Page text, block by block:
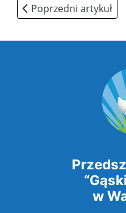
Poprzedni artykuł:
Poprzedni artykuł
w